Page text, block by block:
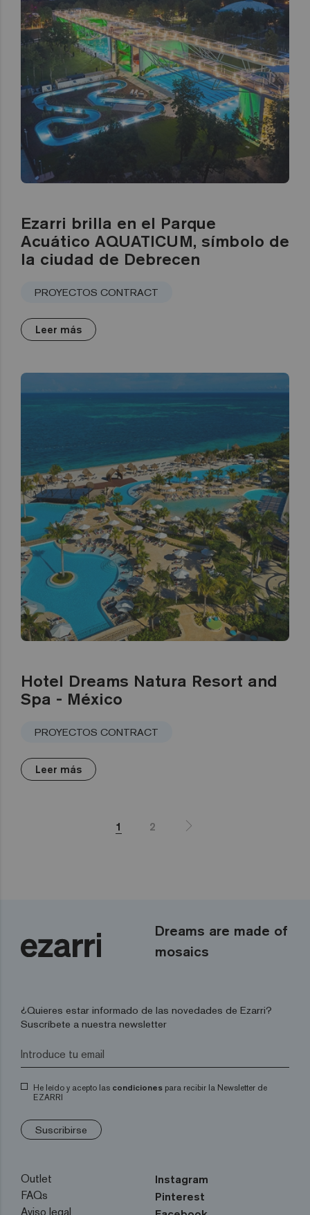
Ezarri brilla en el Parque
Acuático AQUATICUM, símbolo de
la ciudad de Debrecen
PROYECTOS CONTRACT
Leer más
Hotel Dreams Natura Resort and
Spa - México
PROYECTOS CONTRACT
Leer más
1 2
Dreams are made of
mosaics
¿Quieres estar informado de las novedades de Ezarri?
Suscríbete a nuestra newsletter
He leído y acepto las condiciones para recibir la Newsletter de
EZARRI
Suscribirse
Outlet
FAQs
Aviso legal
Instagram
Pinterest